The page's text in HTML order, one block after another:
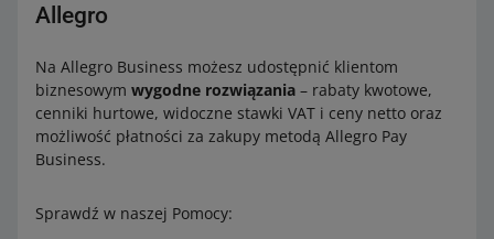
Allegro
Na Allegro Business możesz udostępnić klientom
biznesowym wygodne rozwiązania – rabaty kwotowe,
cenniki hurtowe, widoczne stawki VAT i ceny netto oraz
możliwość płatności za zakupy metodą Allegro Pay
Business.
Sprawdź w naszej Pomocy: